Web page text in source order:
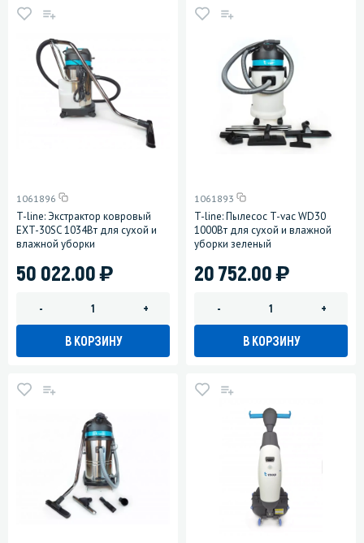
1061896
T-line: Экстрактор ковровый
EXT-30SC 1034Вт для сухой и
влажной уборки
50 022.00)
- +
В КОРЗИНУ
1061893
T-line: Пылесос T-vac WD30
1000Вт для сухой и влажной
уборки зеленый
20 752.00)
- +
В КОРЗИНУ